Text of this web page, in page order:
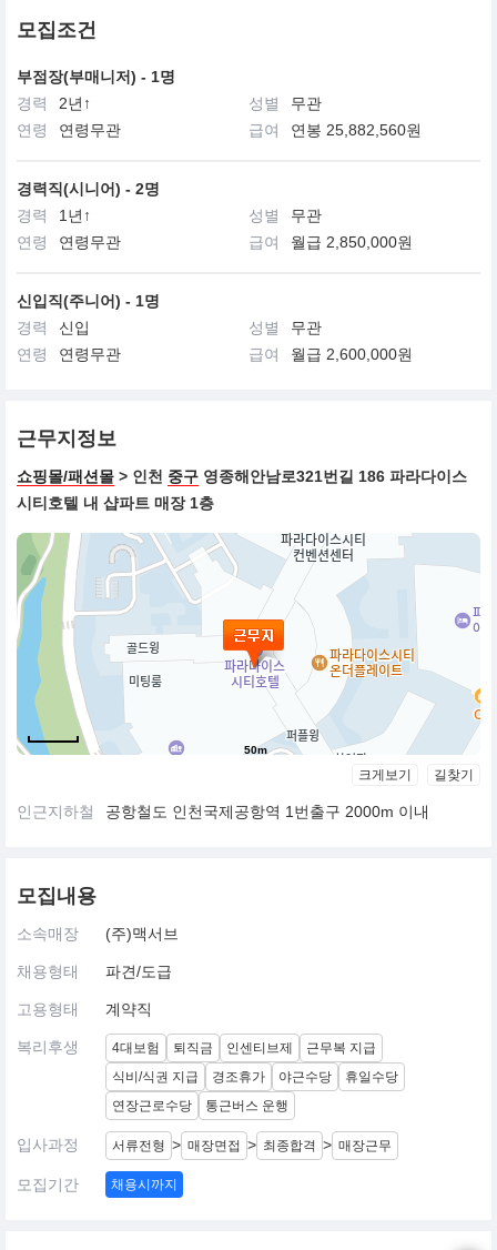
모집조건
부점장(부매니저) - 1명
경력
2년↑ 성별
무관
연령
연령무관 급여 연봉 25,882,560원
경력직(시니어) - 2명
경력
1년↑ 성별
무관
연령
연령무관 급여 월급 2,850,000원
신입직(주니어) - 1명
경력
신입 성별
무관
연령
연령무관 급여 월급 2,600,000원
근무지정보
쇼핑몰/패션몰 > 인천 중구 영종해안남로321번길 186 파라다이스
시티호텔 내 샵파트 매장 1층
50m
크게보기 길찾기
인근지하철 공항철도 인천국제공항역 1번출구 2000m 이내
모집내용
소속매장 (주)맥서브
채용형태 파견/도급
고용형태 계약직
복리후생 4대보험 퇴직금 인센티브제
근무복 지급
식비/식권 지급
경조휴가 야근수당
휴일수당
연장근로수당
통근버스 운행
입사과정 서류전형 > 매장면접 > 최종합격 > 매장근무
모집기간 채용시까지